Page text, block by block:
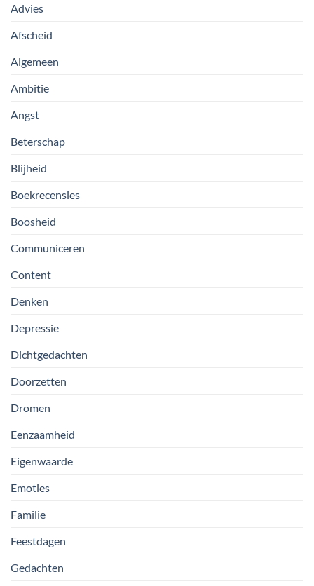
Advies
Afscheid
Algemeen
Ambitie
Angst
Beterschap
Blijheid
Boekrecensies
Boosheid
Communiceren
Content
Denken
Depressie
Dichtgedachten
Doorzetten
Dromen
Eenzaamheid
Eigenwaarde
Emoties
Familie
Feestdagen
Gedachten